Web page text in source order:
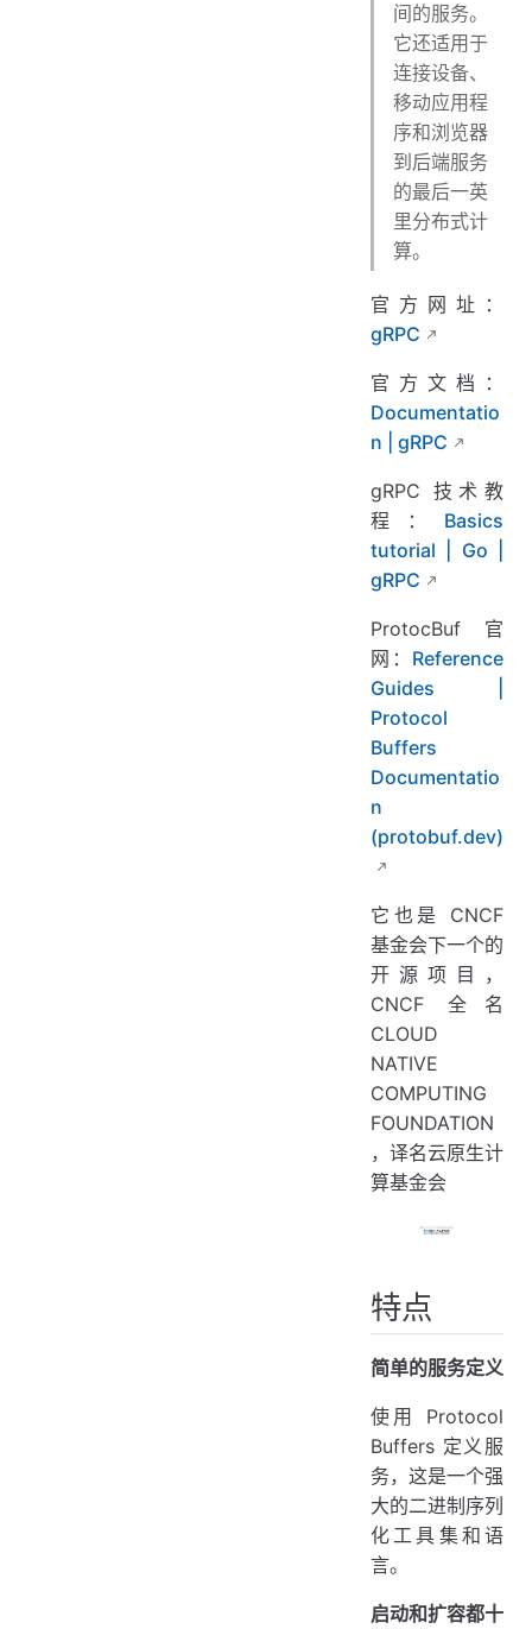
间的服务。
它还适用于
连接设备、
移动应用程
序和浏览器
到后端服务
的最后一英
里分布式计
算。
官方网址：
gRPC
官方文档：
Documentatio
n | gRPC
gRPC 技术教
程： Basics
tutorial | Go |
gRPC
ProtocBuf 官
网： Reference
Guides |
Protocol
Buffers
Documentatio
n
(protobuf.dev)
它也是 CNCF
基金会下一个的
开源项目，
CNCF 全名
CLOUD
NATIVE
COMPUTING
FOUNDATION
，译名云原生计
算基金会
特点
简单的服务定义
使用 Protocol
Buffers 定义服
务，这是一个强
大的二进制序列
化工具集和语
言。
启动和扩容都十